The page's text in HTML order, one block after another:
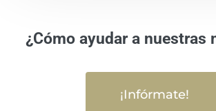
¿Cómo ayudar a nuestras
¡Infórmate!